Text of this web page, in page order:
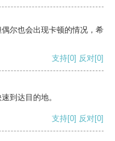
尔也会出现卡顿的情况，希
支持[0] 反对[0]
到达目的地。
支持[0] 反对[0]